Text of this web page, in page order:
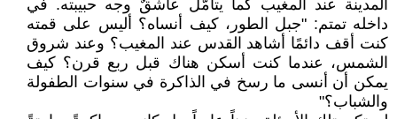
المدينة عند المغيب كما يتأمّل عاشقٌ وجه حبيبته. في
داخله تمتم: "جبل الطور، كيف أنساه؟ أليس على قمته
كنت أقف دائمًا أشاهد القدس عند المغيب؟ وعند شروق
الشمس، عندما كنت أسكن هناك قبل ربع قرن؟ كيف
يمكن أن أنسى ما رسخ في الذاكرة في سنوات الطفولة
والشباب؟"